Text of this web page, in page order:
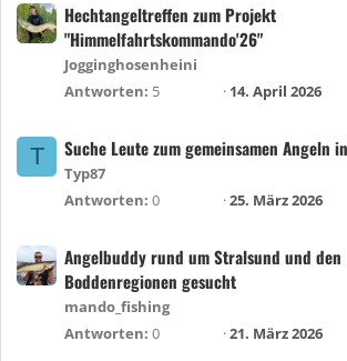
Hechtangeltreffen zum Projekt
"Himmelfahrtskommando'26"
Jogginghosenheini
Antworten 5 14. April 2026
T Suche Leute zum gemeinsamen Angeln
Typ87
Antworten 0 25. März 2026
Angelbuddy rund um Stralsund und den
Boddenregionen gesucht
mando_fishing
Antworten 0 21. März 2026